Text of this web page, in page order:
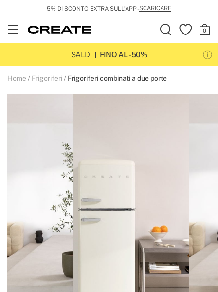
5% DI SCONTO EXTRA SULL’APP -SCARICARE
Open
Menu
SALDI
FINO AL -50%
Home Frigoriferi Frigoriferi combinati a due porte